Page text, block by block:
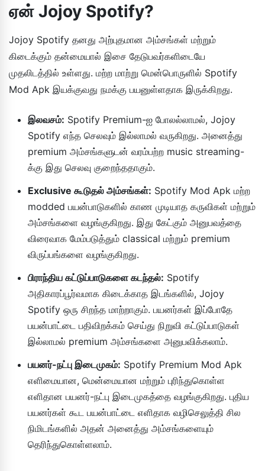
ஏன் Jojoy Spotify?
Jojoy Spotify தனது அற்புதமான அம்சங்கள் மற்றும்
கிடைக்கும் தன்மையால் இசை தேடுபவர்களிடையே
முதலிடத்தில் உள்ளது. மற்ற மாற்று மென்பொருளில் Spotify
Mod Apk இயக்குவது நமக்கு பயனுள்ளதாக இருக்கிறது.
இலவசம்: Spotify Premium-ஐ போலல்லாமல், Jojoy
Spotify எந்த செலவும் இல்லாமல் வருகிறது. அனைத்து
premium அம்சங்களுடன் வரம்பற்ற music streaming-
க்கு இது செலவு குறைந்ததாகும்.
Exclusive கூடுதல் அம்சங்கள்: Spotify Mod Apk மற்ற
modded பயன்பாடுகளில் காண முடியாத கருவிகள் மற்றும்
அம்சங்களை வழங்குகிறது. இது கேட்கும் அனுபவத்தை
விரைவாக மேம்படுத்தும் classical மற்றும் premium
விருப்பங்களை வழங்குகிறது.
பிராந்திய கட்டுப்பாடுகளை கடந்தல்: Spotify
அதிகாரப்பூர்வமாக கிடைக்காத இடங்களில், Jojoy
Spotify ஒரு சிறந்த மாற்றாகும். பயனர்கள் இப்போதே
பயன்பாட்டை பதிவிறக்கம் செய்து நிறுவி கட்டுப்பாடுகள்
இல்லாமல் premium அம்சங்களை அனுபவிக்கலாம்.
பயனர்-நட்பு இடைமுகம்: Spotify Premium Mod Apk
எளிமையான, மென்மையான மற்றும் புரிந்துகொள்ள
எளிதான பயனர்-நட்பு இடைமுகத்தை வழங்குகிறது. புதிய
பயனர்கள் கூட பயன்பாட்டை எளிதாக வழிசெலுத்தி சில
நிமிடங்களில் அதன் அனைத்து அம்சங்களையும்
தெரிந்துகொள்ளலாம்.